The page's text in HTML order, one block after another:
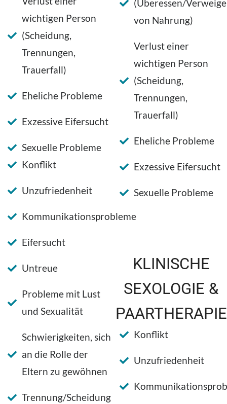
wichtigen Person
(Scheidung,
Trennungen,
Trauerfall)
Eheliche Probleme
Exzessive Eifersucht
Sexuelle Probleme
Konflikt
Unzufriedenheit
Kommunikationsprobleme
Eifersucht
Untreue
Probleme mit Lust
und Sexualität
Schwierigkeiten, sich
an die Rolle der
Eltern zu gewöhnen
Trennung/Scheidung
(Überessen/
von Nahrung)
Verlust einer
wichtigen Person
(Scheidung,
Trennungen,
Trauerfall)
Eheliche Probleme
Exzessive Eifersucht
Sexuelle Probleme
KLINISCHE
SEXOLOGIE &
PAARTHERAPIE
Konflikt
Unzufriedenheit